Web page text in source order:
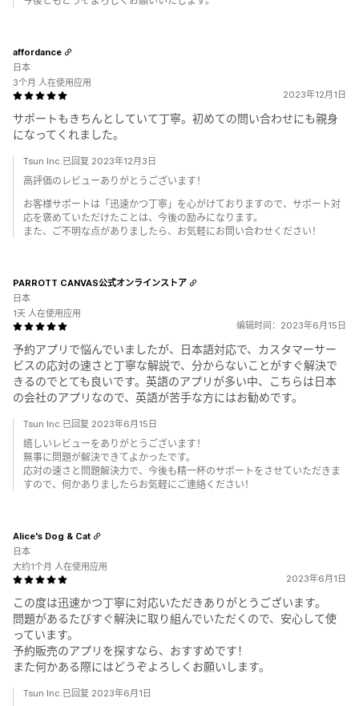
2023年12月1日
サポートもきちんとしていて丁寧。初めての問い合わせにも親身
になってくれました。
affordance
日本
3个月 人在使用应用
Tsun Inc.已回复 2023年12月3日
高評価のレビューありがとうございます！
お客様サポートは「迅速かつ丁寧」を心がけておりますので、サポート対
応を褒めていただけたことは、今後の励みになります。
また、ご不明な点がありましたら、お気軽にお問い合わせください！
编辑时间：2023年6月15日
予約アプリで悩んでいましたが、日本語対応で、カスタマーサー
ビスの応対の速さと丁寧な解説で、分からないことがすぐ解決で
きるのでとても良いです。英語のアプリが多い中、こちらは日本
の会社のアプリなので、英語が苦手な方にはお勧めです。
PARROTT CANVAS公式オンラインストア
日本
1天 人在使用应用
Tsun Inc.已回复 2023年6月15日
嬉しいレビューをありがとうございます！
無事に問題が解決できてよかったです。
応対の速さと問題解決力で、今後も精一杯のサポートをさせていただきま
すので、何かありましたらお気軽にご連絡ください！
2023年6月1日
この度は迅速かつ丁寧に対応いただきありがとうございます。
問題があるたびすぐ解決に取り組んでいただくので、安心して使
っています。
予約販売のアプリを探すなら、おすすめです！
また何かある際にはどうぞよろしくお願いします。
Alice's Dog & Cat
日本
大约1个月 人在使用应用
Tsun Inc.已回复 2023年6月1日